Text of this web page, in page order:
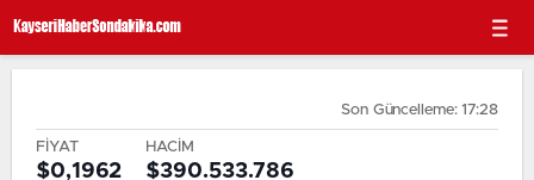
Son Güncelleme: 17:28
FİYAT
$0,1962
HACİM
$390.533.786